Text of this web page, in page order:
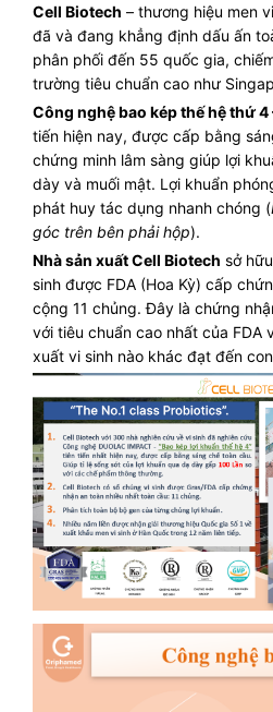
Cell Biotech – thương hiệu men
đã và đang khẳng định dấu ấn
phân phối đến 55 quốc gia,
trường tiêu chuẩn cao như
Công nghệ bao kép thế hệ thứ 4
tiến hiện nay, được cấp bằng
chứng minh lâm sàng giúp lợi
dày và muối mật. Lợi khuẩn
phát huy tác dụng nhanh chóng (
góc trên bên phải hộp).
Nhà sản xuất Cell Biotech sở
sinh được FDA (Hoa Kỳ) cấp
cộng 11 chủng. Đây là chứng
với tiêu chuẩn cao nhất của FDA
xuất vi sinh nào khác đạt đến